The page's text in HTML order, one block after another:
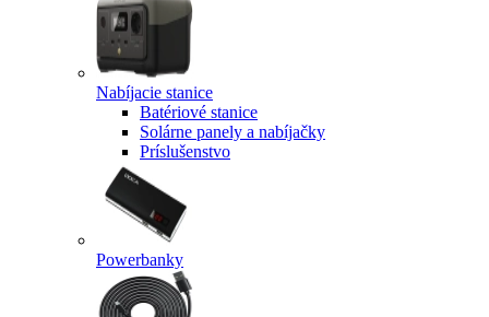
Nabíjacie stanice
Batériové stanice
Solárne panely a nabíjačky
Príslušenstvo
Powerbanky